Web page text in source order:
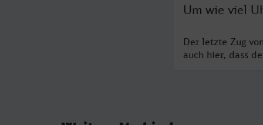
Um wie viel
Der letzte Zug
auch hier, dass